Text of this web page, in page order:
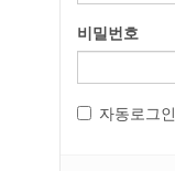
비밀번호
자동로그인